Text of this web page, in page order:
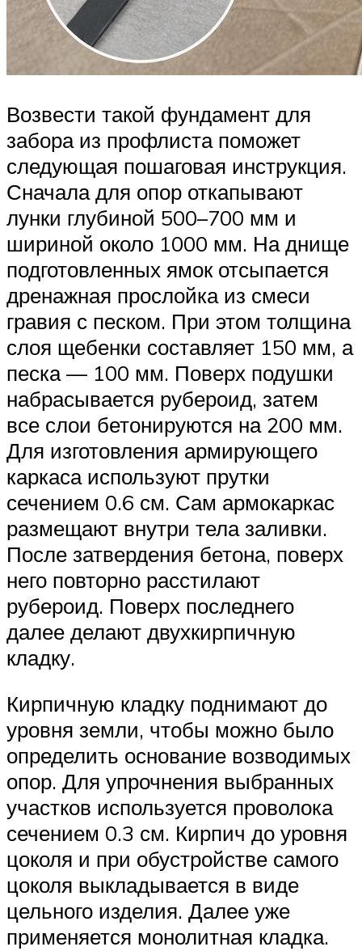
Возвести такой фундамент для
забора из профлиста поможет
следующая пошаговая инструкция.
Сначала для опор откапывают
лунки глубиной 500–700 мм и
шириной около 1000 мм. На днище
подготовленных ямок отсыпается
дренажная прослойка из смеси
гравия с песком. При этом толщина
слоя щебенки составляет 150 мм, а
песка — 100 мм. Поверх подушки
набрасывается рубероид, затем
все слои бетонируются на 200 мм.
Для изготовления армирующего
каркаса используют прутки
сечением 0.6 см. Сам армокаркас
размещают внутри тела заливки.
После затвердения бетона, поверх
него повторно расстилают
рубероид. Поверх последнего
далее делают двухкирпичную
кладку.
Кирпичную кладку поднимают до
уровня земли, чтобы можно было
определить основание возводимых
опор. Для упрочнения выбранных
участков используется проволока
сечением 0.3 см. Кирпич до уровня
цоколя и при обустройстве самого
цоколя выкладывается в виде
цельного изделия. Далее уже
применяется монолитная кладка.